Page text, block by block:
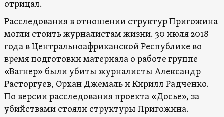
отрицал.
Расследования в отношении структур Пригожина
могли стоить журналистам жизни. 30 июля 2018
года в Центральноафриканской Республике во
время подготовки материала о работе группе
«Вагнер» были убиты журналисты Александр
Расторгуев, Орхан Джемаль и Кирилл Радченко.
По версии расследования проекта «Досье», за
убийствами стояли структуры Пригожина.